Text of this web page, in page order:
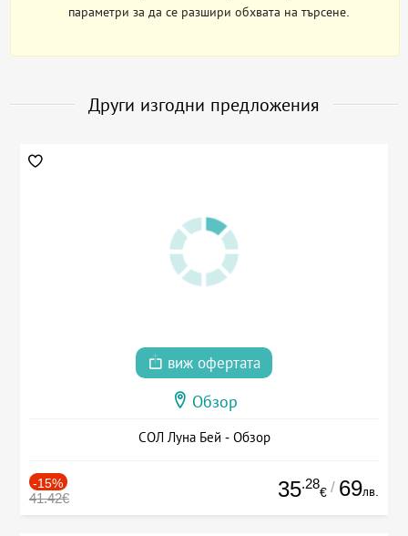
параметри за да се разшири обхвата на търсене.
Други изгодни предложения
виж офертата
Обзор
СОЛ Луна Бей - Обзор
-15%
41.42€ 35.28
€ / 69лв.